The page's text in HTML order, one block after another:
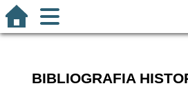
BIBLIOGRAFIA